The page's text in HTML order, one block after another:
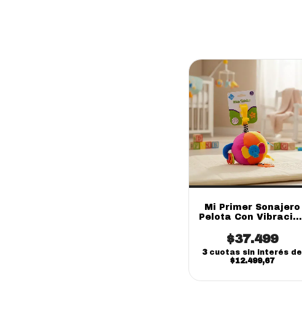
Mi Primer Sonajero
Pelota Con Vibración
$37.499
3 cuotas sin interés de
$12.499,67